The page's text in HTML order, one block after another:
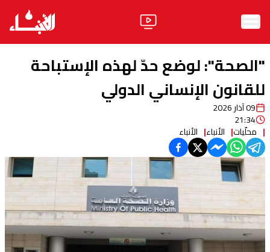
الأخبار
آراء
فيديو
مواقف
وليد جنبلاطالحزب
ابحث
"الصحة": لوضع حدّ لهذه الإستباحة
للقانون الإنساني الدولي
09 آذار 2026
21:34
محلّيات الأنباء الأنباء